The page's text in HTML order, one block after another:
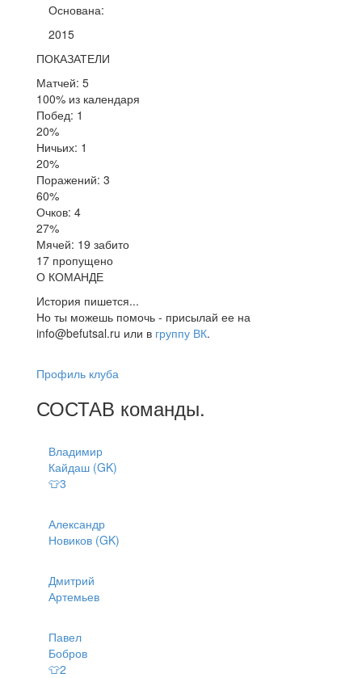
Основана:
2015
ПОКАЗАТЕЛИ
Матчей: 5
100% из календаря
Побед: 1
20%
Ничьих: 1
20%
Поражений: 3
60%
Очков: 4
27%
Мячей: 19 забито
17 пропущено
О КОМАНДЕ
История пишется...
Но ты можешь помочь - присылай ее на
info@befutsal.ru или в группу ВК.
Профиль клуба
СОСТАВ команды.
Владимир
Кайдаш (GK)
👕3
Александр
Новиков (GK)
Дмитрий
Артемьев
Павел
Бобров
👕2